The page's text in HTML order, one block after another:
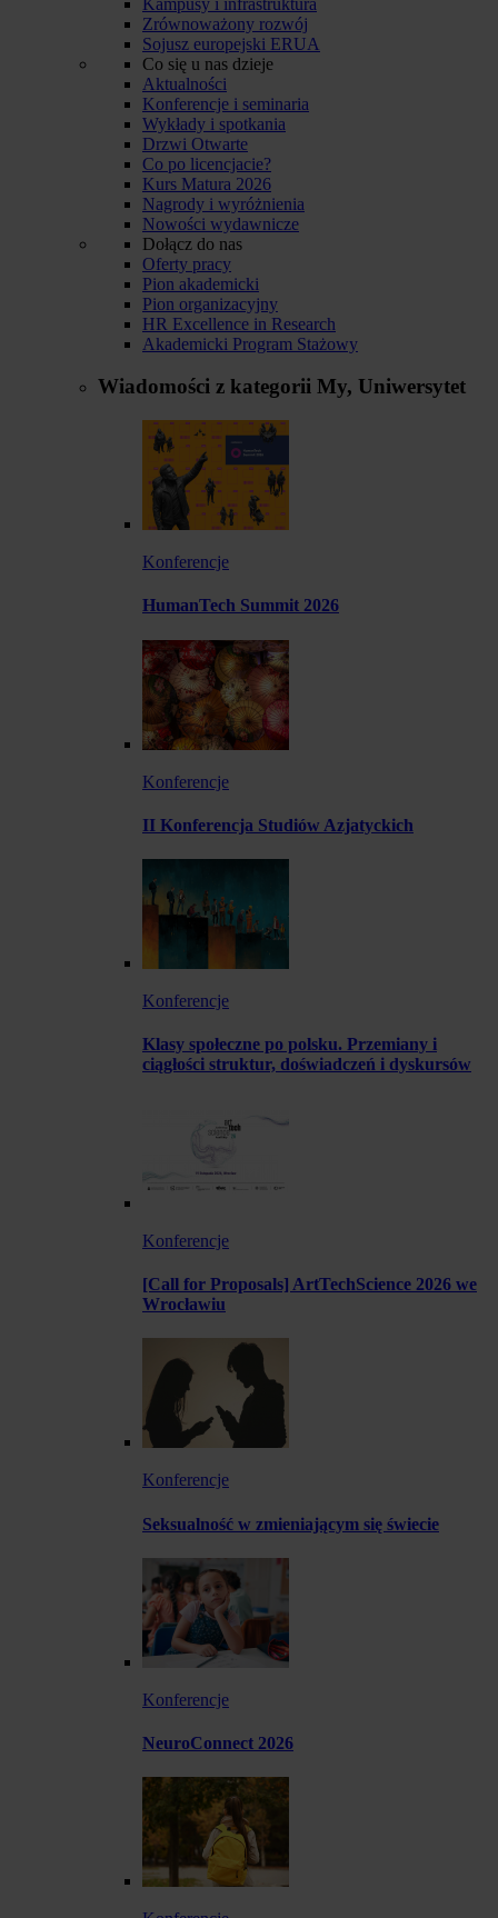
Zrównoważony rozwój
Sojusz europejski ERUA
Co się u nas dzieje
Aktualności
Konferencje i seminaria
Wykłady i spotkania
Drzwi Otwarte
Co po licencjacie?
Kurs Matura 2026
Nagrody i wyróżnienia
Nowości wydawnicze
Dołącz do nas
Oferty pracy
Pion akademicki
Pion organizacyjny
HR Excellence in Research
Akademicki Program Stażowy
Wiadomości z kategorii My, Uniwersytet
Konferencje
HumanTech Summit 2026
Konferencje
II Konferencja Studiów Azjatyckich
Konferencje
Klasy społeczne po polsku. Przemiany i
ciągłości struktur, doświadczeń i dyskursów
Konferencje
[Call for Proposals] ArtTechScience 2026 we
Wrocławiu
Konferencje
Seksualność w zmieniającym się świecie
Konferencje
NeuroConnect 2026